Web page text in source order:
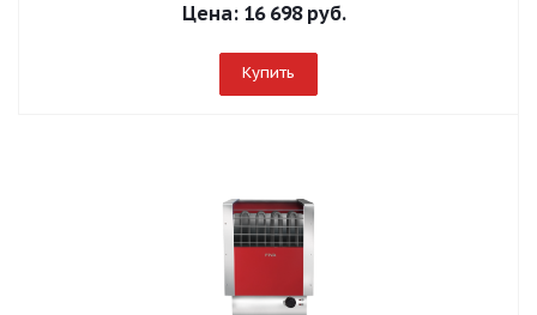
Цена: 16 698 руб.
Купить